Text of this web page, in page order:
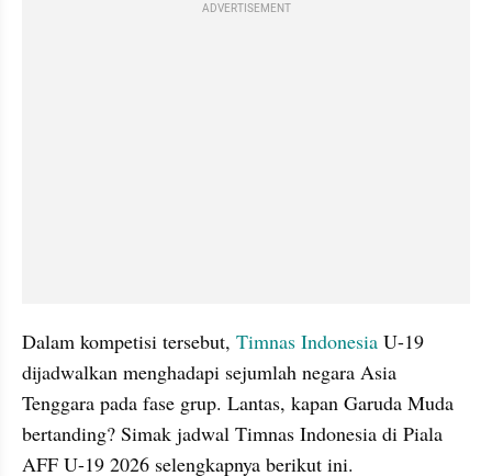
ADVERTISEMENT
Dalam kompetisi tersebut, Timnas Indonesia U-19
dijadwalkan menghadapi sejumlah negara Asia
Tenggara pada fase grup. Lantas, kapan Garuda Muda
bertanding? Simak jadwal Timnas Indonesia di Piala
AFF U-19 2026 selengkapnya berikut ini.